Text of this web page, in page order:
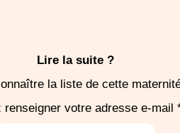
Lire la suite ?
la liste de cette
renseigner votre adresse e-mail
1-2
1
Langes